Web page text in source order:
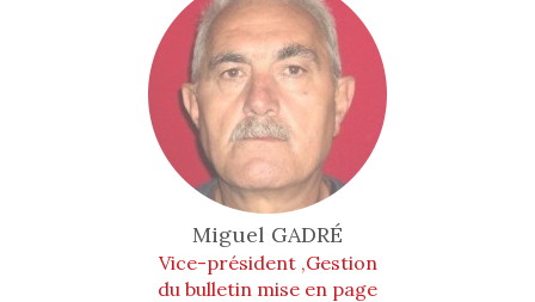
Miguel GADRÉ
Vice-président ,Gestion
du bulletin mise en page